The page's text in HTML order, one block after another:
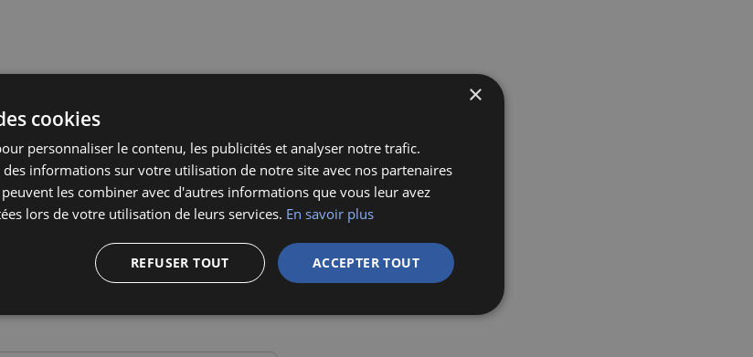
,
×
cookies
personnaliser le contenu, les publicités et analyser notre trafic.
informations sur votre utilisation de notre site avec nos partenaires
les combiner avec d'autres informations que vous leur avez
lors de votre utilisation de leurs services. En savoir plus
ACCEPTER TOUT
REFUSER TOUT